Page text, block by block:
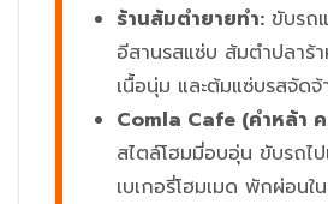
ร้านส้มตำยายทำ: ขับรถ
อีสานรสแซ่บ ส้มตำปลาร้
เนื้อนุ่ม และต้มแซ่บรสจัดจ้
Comla Cafe (คำหล้า ค
สไตล์โฮมมี่อบอุ่น ขับรถไ
เบเกอรี่โฮมเมด พักผ่อนใ